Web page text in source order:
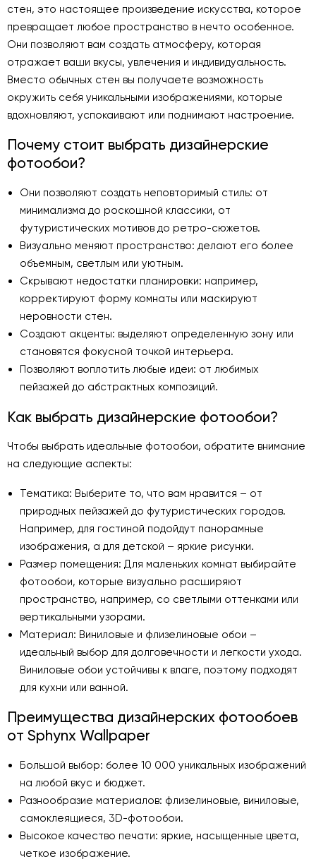
стен, это настоящее произведение искусства, которое
превращает любое пространство в нечто особенное.
Они позволяют вам создать атмосферу, которая
отражает ваши вкусы, увлечения и индивидуальность.
Вместо обычных стен вы получаете возможность
окружить себя уникальными изображениями, которые
вдохновляют, успокаивают или поднимают настроение.
Почему стоит выбрать дизайнерские
фотообои?
Они позволяют создать неповторимый стиль: от
минимализма до роскошной классики, от
футуристических мотивов до ретро-сюжетов.
Визуально меняют пространство: делают его более
объемным, светлым или уютным.
Скрывают недостатки планировки: например,
корректируют форму комнаты или маскируют
неровности стен.
Создают акценты: выделяют определенную зону или
становятся фокусной точкой интерьера.
Позволяют воплотить любые идеи: от любимых
пейзажей до абстрактных композиций.
Как выбрать дизайнерские фотообои?
Чтобы выбрать идеальные фотообои, обратите внимание
на следующие аспекты:
Тематика: Выберите то, что вам нравится – от
природных пейзажей до футуристических городов.
Например, для гостиной подойдут панорамные
изображения, а для детской – яркие рисунки.
Размер помещения: Для маленьких комнат выбирайте
фотообои, которые визуально расширяют
пространство, например, со светлыми оттенками или
вертикальными узорами.
Материал: Виниловые и флизелиновые обои –
идеальный выбор для долговечности и легкости ухода.
Виниловые обои устойчивы к влаге, поэтому подходят
для кухни или ванной.
Преимущества дизайнерских фотообоев
от Sphynx Wallpaper
Большой выбор: более 10 000 уникальных изображений
на любой вкус и бюджет.
Разнообразие материалов: флизелиновые, виниловые,
самоклеящиеся, 3D-фотообои.
Высокое качество печати: яркие, насыщенные цвета,
четкое изображение.